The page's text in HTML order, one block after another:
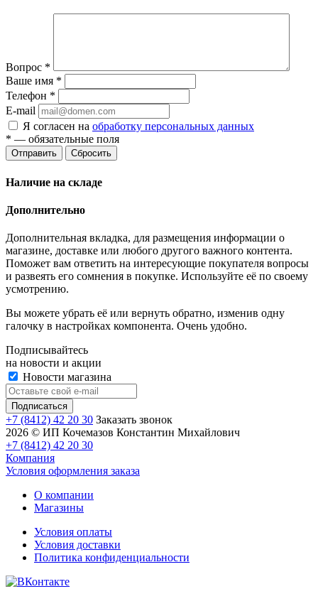
Вопрос *
Ваше имя *
Телефон *
E-mail
Я согласен на обработку персональных данных
* — обязательные поля
Отправить Сбросить
Наличие на складе
Дополнительно
Дополнительная вкладка, для размещения информации о
магазине, доставке или любого другого важного контента.
Поможет вам ответить на интересующие покупателя вопросы
и развеять его сомнения в покупке. Используйте её по своему
усмотрению.
Вы можете убрать её или вернуть обратно, изменив одну
галочку в настройках компонента. Очень удобно.
Подписывайтесь
на новости и акции
Новости магазина
+7 (8412) 42 20 30 Заказать звонок
2026 © ИП Кочемазов Константин Михайлович
+7 (8412) 42 20 30
Компания
Условия оформления заказа
О компании
Магазины
Условия оплаты
Условия доставки
Политика конфиденциальности